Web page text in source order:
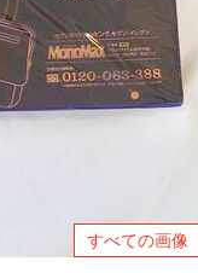
すべての画像